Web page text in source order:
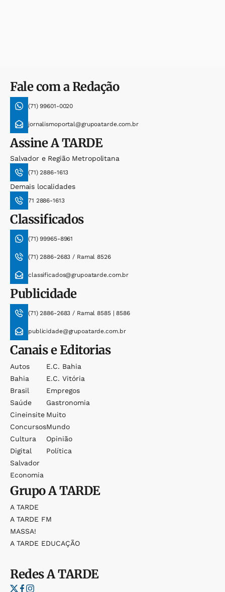
Fale com a Redação
(71) 99601-0020
jornalismoportal@grupoatarde.com.br
AssineA TARDE
Salvador e Região Metropolitana
(71) 2886-1613
Demais localidades
71 2886-1613
Classificados
(71) 99965-8961
(71) 2886-2683 / Ramal 8526
classificados@grupoatarde.com.br
Publicidade
(71) 2886-2683 / Ramal 8585 | 8586
publicidade@grupoatarde.com.br
Canais e Editorias
Autos
Bahia
Brasil
Saúde
Cineinsite
Concursos
Cultura
Digital
Salvador
Economia
E.c. Bahia
E.c. Vitória
Empregos
Gastronomia
Muito
Mundo
Opinião
Política
GrupoA TARDE
A TARDE
A TARDE FM
MASSA!
A TARDE EDUCAÇÃO
RedesA TARDE